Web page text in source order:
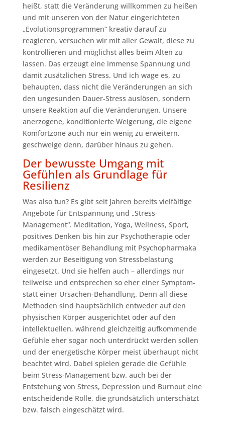
heißt, statt die Veränderung willkommen zu heißen
und mit unseren von der Natur eingerichteten
„Evolutionsprogrammen“ kreativ darauf zu
reagieren, versuchen wir mit aller Gewalt, diese zu
kontrollieren und möglichst alles beim Alten zu
lassen. Das erzeugt eine immense Spannung und
damit zusätzlichen Stress. Und ich wage es, zu
behaupten, dass nicht die Veränderungen an sich
den ungesunden Dauer-Stress auslösen, sondern
unsere Reaktion auf die Veränderungen. Unsere
anerzogene, konditionierte Weigerung, die eigene
Komfortzone auch nur ein wenig zu erweitern,
geschweige denn, darüber hinaus zu gehen.
Der bewusste Umgang mit
Gefühlen als Grundlage für
Resilienz
Was also tun? Es gibt seit Jahren bereits vielfältige
Angebote für Entspannung und „Stress-
Management“. Meditation, Yoga, Wellness, Sport,
positives Denken bis hin zur Psychotherapie oder
medikamentöser Behandlung mit Psychopharmaka
werden zur Beseitigung von Stressbelastung
eingesetzt. Und sie helfen auch – allerdings nur
teilweise und entsprechen so eher einer Symptom-
statt einer Ursachen-Behandlung. Denn all diese
Methoden sind hauptsächlich entweder auf den
physischen Körper ausgerichtet oder auf den
intellektuellen, während gleichzeitig aufkommende
Gefühle eher sogar noch unterdrückt werden sollen
und der energetische Körper meist überhaupt nicht
beachtet wird. Dabei spielen gerade die Gefühle
beim Stress-Management bzw. auch bei der
Entstehung von Stress, Depression und Burnout eine
entscheidende Rolle, die grundsätzlich unterschätzt
bzw. falsch eingeschätzt wird.